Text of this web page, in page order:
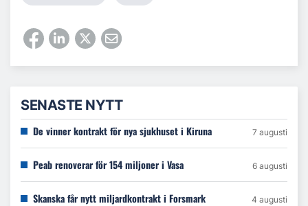
SENASTE NYTT
De vinner kontrakt för nya sjukhuset i Kiruna 7 augusti
Peab renoverar för 154 miljoner i Vasa 6 augusti
Skanska får nytt miljardkontrakt i Forsmark 4 augusti